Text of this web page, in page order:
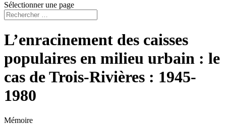
Sélectionner une page
L’enracinement des caisses
populaires en milieu urbain : le
cas de Trois-Rivières : 1945-
1980
Mémoire